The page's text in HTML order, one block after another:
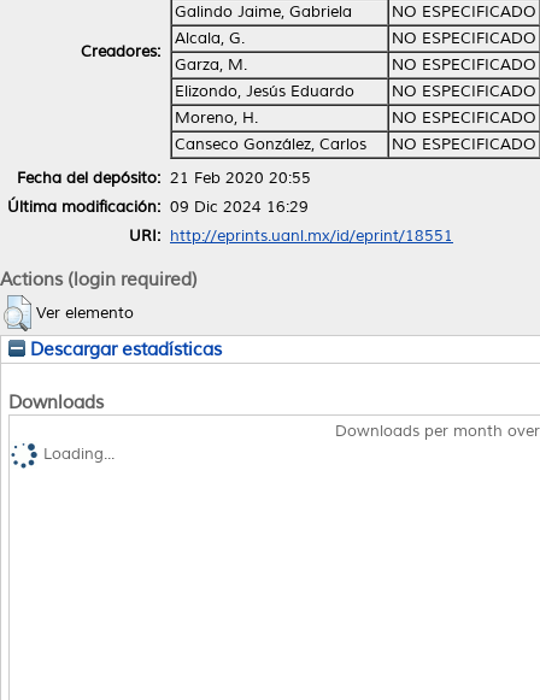
Creadores:
Galindo Jaime, Gabriela
NO ESPECIFICADO
Alcala, G.
NO ESPECIFICADO
Garza, M.
NO ESPECIFICADO
Elizondo, Jesús Eduardo
NO ESPECIFICADO
Moreno, H.
NO ESPECIFICADO
Canseco González, Carlos
NO ESPECIFICADO
Fecha del depósito: 21 Feb 2020 20:55
Última modificación: 09 Dic 2024 16:29
URI: http://eprints.uanl.mx/id/eprint/18551
Actions (login required)
Ver elemento
Descargar estadísticas
Downloads
Downloads per month
Loading...